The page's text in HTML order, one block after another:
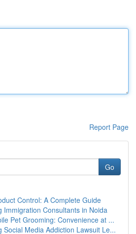
Report Page
Go
Control: A Complete Guide
Immigration Consultants in Noida
Pet Grooming: Convenience at ...
Social Media Addiction Lawsuit Le...